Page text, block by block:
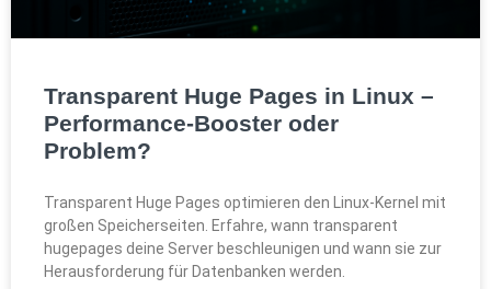
Transparent Huge Pages in Linux –
Performance-Booster oder
Problem?
Transparent Huge Pages optimieren den Linux-Kernel mit
großen Speicherseiten. Erfahre, wann transparent
hugepages deine Server beschleunigen und wann sie zur
Herausforderung für Datenbanken werden.